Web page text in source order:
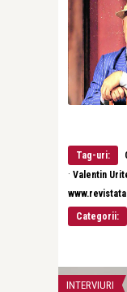
Tag-uri:
· Valentin
Categorii: